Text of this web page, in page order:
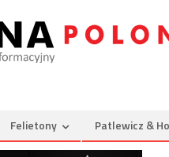
Felietony Patlewicz &